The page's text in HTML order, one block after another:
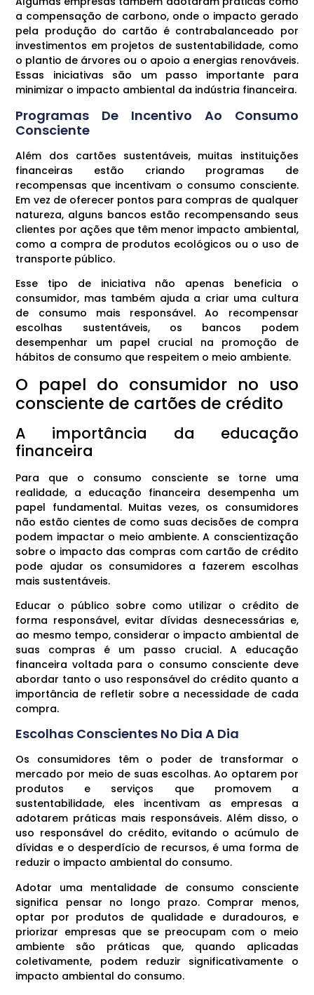
a compensação de carbono, onde o impacto gerado
pela produção do cartão é contrabalanceado por
investimentos em projetos de sustentabilidade, como
o plantio de árvores ou o apoio a energias renováveis.
Essas iniciativas são um passo importante para
minimizar o impacto ambiental da indústria financeira.
Programas De Incentivo Ao Consumo
Consciente
Além dos cartões sustentáveis, muitas instituições
financeiras estão criando programas de
recompensas que incentivam o consumo consciente.
Em vez de oferecer pontos para compras de qualquer
natureza, alguns bancos estão recompensando seus
clientes por ações que têm menor impacto ambiental,
como a compra de produtos ecológicos ou o uso de
transporte público.
Esse tipo de iniciativa não apenas beneficia o
consumidor, mas também ajuda a criar uma cultura
de consumo mais responsável. Ao recompensar
escolhas sustentáveis, os bancos podem
desempenhar um papel crucial na promoção de
hábitos de consumo que respeitem o meio ambiente.
O papel do consumidor no uso
consciente de cartões de crédito
A importância da educação
financeira
Para que o consumo consciente se torne uma
realidade, a educação financeira desempenha um
papel fundamental. Muitas vezes, os consumidores
não estão cientes de como suas decisões de compra
podem impactar o meio ambiente. A conscientização
sobre o impacto das compras com cartão de crédito
pode ajudar os consumidores a fazerem escolhas
mais sustentáveis.
Educar o público sobre como utilizar o crédito de
forma responsável, evitar dívidas desnecessárias e,
ao mesmo tempo, considerar o impacto ambiental de
suas compras é um passo crucial. A educação
financeira voltada para o consumo consciente deve
abordar tanto o uso responsável do crédito quanto a
importância de refletir sobre a necessidade de cada
compra.
Escolhas Conscientes No Dia A Dia
Os consumidores têm o poder de transformar o
mercado por meio de suas escolhas. Ao optarem por
produtos e serviços que promovem a
sustentabilidade, eles incentivam as empresas a
adotarem práticas mais responsáveis. Além disso, o
uso responsável do crédito, evitando o acúmulo de
dívidas e o desperdício de recursos, é uma forma de
reduzir o impacto ambiental do consumo.
Adotar uma mentalidade de consumo consciente
significa pensar no longo prazo. Comprar menos,
optar por produtos de qualidade e duradouros, e
priorizar empresas que se preocupam com o meio
ambiente são práticas que, quando aplicadas
coletivamente, podem reduzir significativamente o
impacto ambiental do consumo.